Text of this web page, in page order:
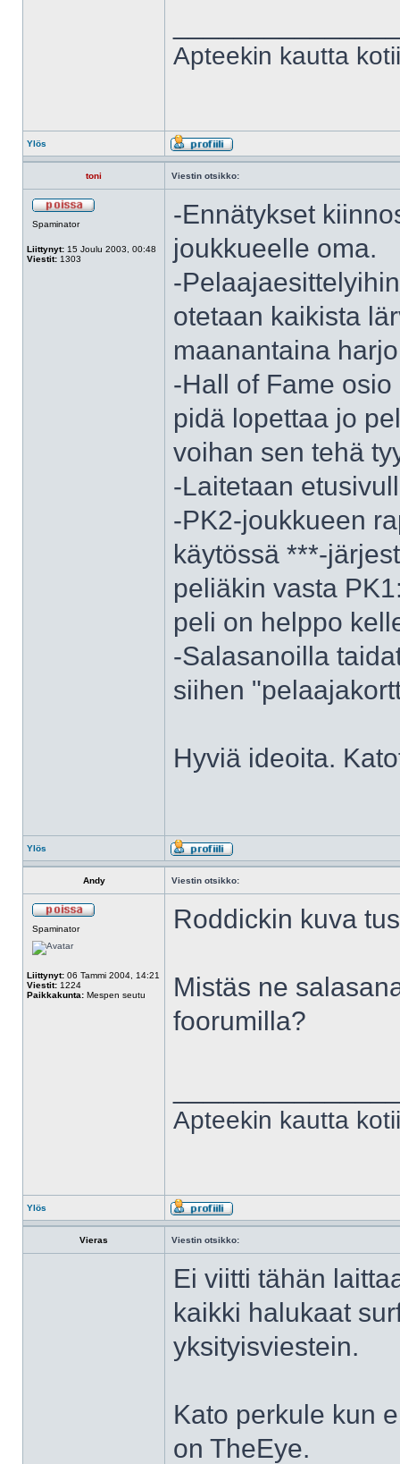
Apteekin kautta
Ylös
toni Viestin otsikko:
Spaminator
Liittynyt: 15 Joulu 2003, 00:48
Viestit: 1303
-Ennätykset
joukkueelle oma.
-
otetaan kaikista
maanantaina
-Hall of Fame
pidä lopettaa jo
voihan sen tehä
-Laitetaan
-PK2-joukkueen
käytössä ***-
peliäkin vasta
peli on helppo
-Salasanoilla
siihen
Hyviä ideoita.
Ylös
Andy Viestin otsikko:
Spaminator
Liittynyt: 06 Tammi 2004, 14:21
Viestit: 1224
Paikkakunta: Mespen seutu
Roddickin kuva
Mistäs ne
foorumilla?
Apteekin kautta
Ylös
Vieras Viestin otsikko:
Ei viitti tähän
kaikki halukaat
yksityisviestein.
Kato perkule kun
on TheEye.